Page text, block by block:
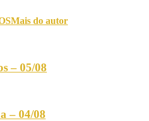
Mais do autor
– 05/08
– 04/08